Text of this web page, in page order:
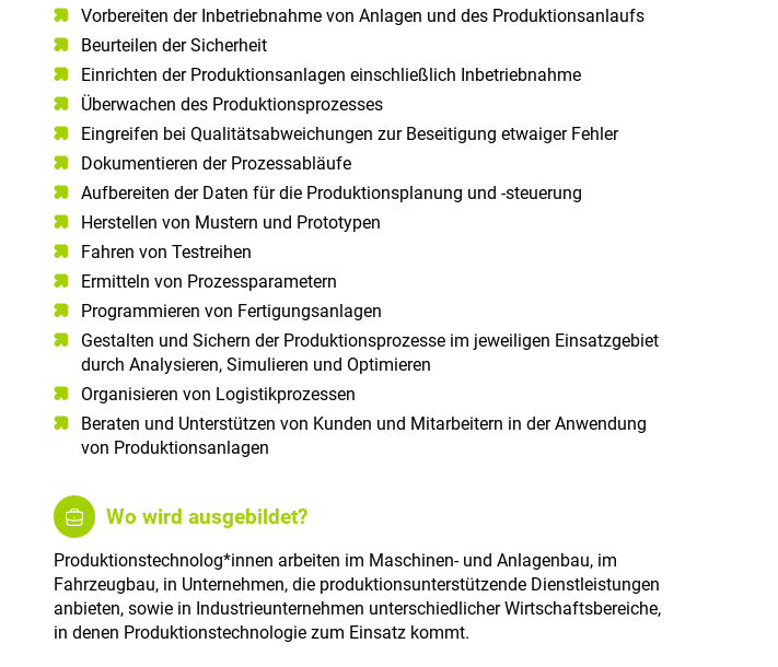
Vorbereiten der Inbetriebnahme von Anlagen und des Produktionsanlaufs
Beurteilen der Sicherheit
Einrichten der Produktionsanlagen einschließlich Inbetriebnahme
Überwachen des Produktionsprozesses
Eingreifen bei Qualitätsabweichungen zur Beseitigung etwaiger Fehler
Dokumentieren der Prozessabläufe
Aufbereiten der Daten für die Produktionsplanung und -steuerung
Herstellen von Mustern und Prototypen
Fahren von Testreihen
Ermitteln von Prozessparametern
Programmieren von Fertigungsanlagen
Gestalten und Sichern der Produktionsprozesse im jeweiligen Einsatzgebiet
durch Analysieren, Simulieren und Optimieren
Organisieren von Logistikprozessen
Beraten und Unterstützen von Kunden und Mitarbeitern in der Anwendung
von Produktionsanlagen
Wo wird ausgebildet?
Produktionstechnolog*innen arbeiten im Maschinen- und Anlagenbau, im
Fahrzeugbau, in Unternehmen, die produktionsunterstützende Dienstleistungen
anbieten, sowie in Industrieunternehmen unterschiedlicher Wirtschaftsbereiche,
in denen Produktionstechnologie zum Einsatz kommt.